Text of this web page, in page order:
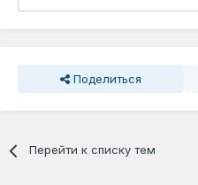
Поделиться
Перейти к списку тем